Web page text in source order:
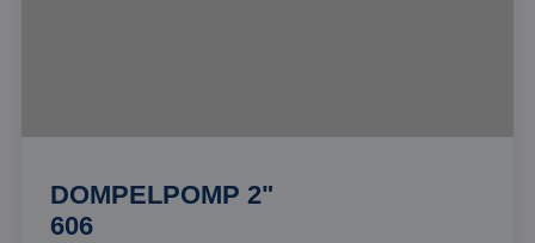
DOMPELPOMP 2"
606